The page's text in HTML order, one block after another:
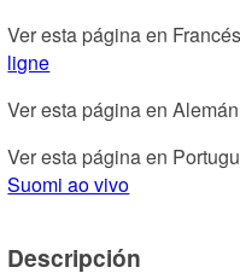
Ver esta página en
ligne
Ver esta página en
Ver esta página en
Suomi ao vivo
Descripción